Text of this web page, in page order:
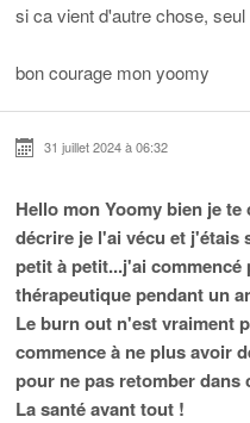
si ca vient d'autre chose,
bon courage mon yoomy
31 juillet 2024 à 06:32
Hello mon Yoomy bien je
décrire je l'ai vécu et j'étais
petit à petit...j'ai
thérapeutique pendant un
Le burn out n'est vraiment
commence à ne plus avoir
pour ne pas retomber dans
La santé avant tout !